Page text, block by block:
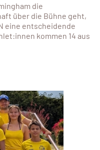
die
über die Bühne geht,
eine entscheidende
kommen 14 aus